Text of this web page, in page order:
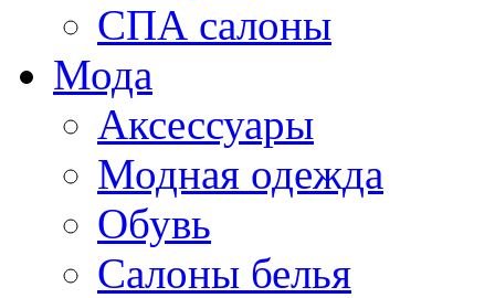
СПА салоны
Мода
Аксессуары
Модная одежда
Обувь
Салоны белья